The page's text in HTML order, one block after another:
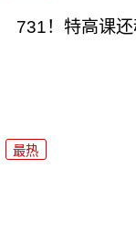
731！特高课
最热